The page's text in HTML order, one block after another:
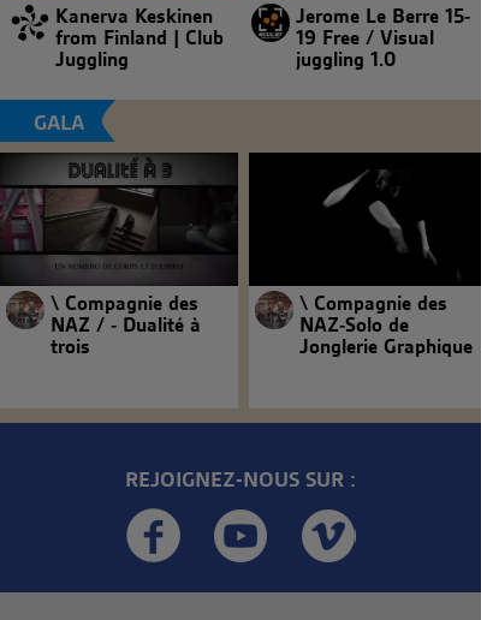
Kanerva Keskinen
from Finland | Club
Juggling
Jerome Le Berre 15-
19 Free / Visual
juggling 1.0
GALA
\ Compagnie des
NAZ / - Dualité à
trois
\ Compagnie des
NAZ-Solo de
Jonglerie Graphique
REJOIGNEZ-NOUS SUR :